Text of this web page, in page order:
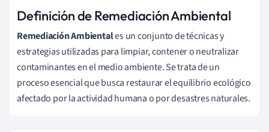
Definición de Remediación Ambiental
Remediación Ambientales un conjunto de técnicas y
estrategias utilizadas para limpiar, contener o neutralizar
contaminantes en el medio ambiente. Se trata de un
proceso esencial que busca restaurar el equilibrio ecológico
afectado por la actividad humana o por desastres naturales.